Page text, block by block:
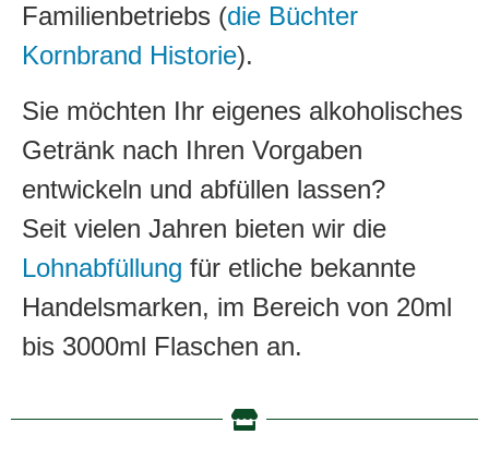
Familienbetriebs (die Büchter
Kornbrand Historie).
Sie möchten Ihr eigenes alkoholisches
Getränk nach Ihren Vorgaben
entwickeln und abfüllen lassen?
Seit vielen Jahren bieten wir die
Lohnabfüllung für etliche bekannte
Handelsmarken, im Bereich von 20ml
bis 3000ml Flaschen an.